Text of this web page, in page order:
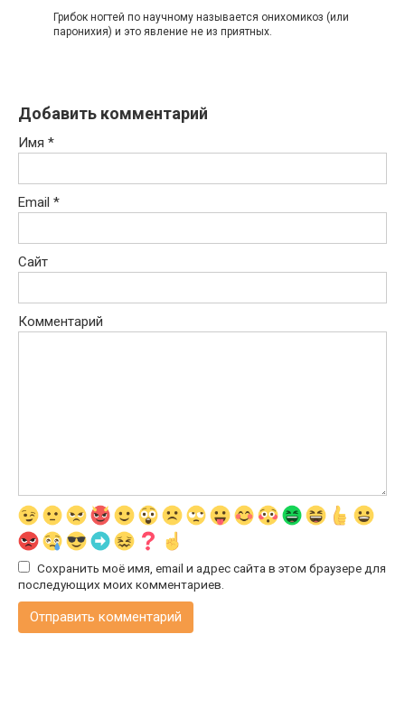
Грибок ногтей по научному называется онихомикоз (или
паронихия) и это явление не из приятных.
Добавить комментарий
Имя *
Email *
Сайт
Комментарий
Сохранить моё имя, email и адрес сайта в этом браузере для
последующих моих комментариев.